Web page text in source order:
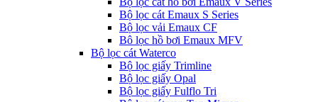
Bộ lọc cát Emaux S Series
Bộ lọc vải Emaux CF
Bô lọc hồ bơi Emaux MFV
Bộ lọc cát Waterco
Bộ lọc giấy Trimline
Bộ lọc giấy Opal
Bộ lọc giấy Fulflo Tri